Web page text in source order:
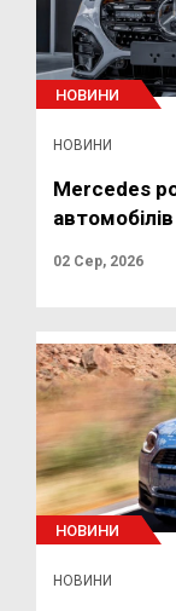
НОВИНИ
НОВИНИ
Mercedes
02 Сер, 2026
НОВИНИ
НОВИНИ